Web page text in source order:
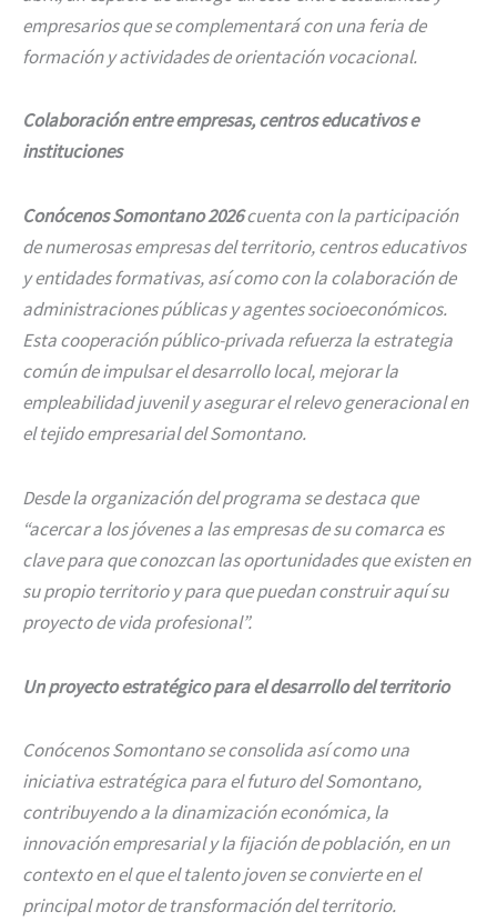
empresarios que se complementará con una feria de
formación y actividades de orientación vocacional.
Colaboración entre empresas, centros educativos e
instituciones
Conócenos Somontano 2026cuenta con la participación
de numerosas empresas del territorio, centros educativos
y entidades formativas, así como con la colaboración de
administraciones públicas y agentes socioeconómicos.
Esta cooperación público-privada refuerza la estrategia
común de impulsar el desarrollo local, mejorar la
empleabilidad juvenil y asegurar el relevo generacional en
el tejido empresarial del Somontano.
Desde la organización del programa se destaca que
“acercar a los jóvenes a las empresas de su comarca es
clave para que conozcan las oportunidades que existen en
su propio territorio y para que puedan construir aquí su
proyecto de vida profesional”.
Un proyecto estratégico para el desarrollo del territorio
Conócenos Somontano se consolida así como una
iniciativa estratégica para el futuro del Somontano,
contribuyendo a la dinamización económica, la
innovación empresarial y la fijación de población, en un
contexto en el que el talento joven se convierte en el
principal motor de transformación del territorio.